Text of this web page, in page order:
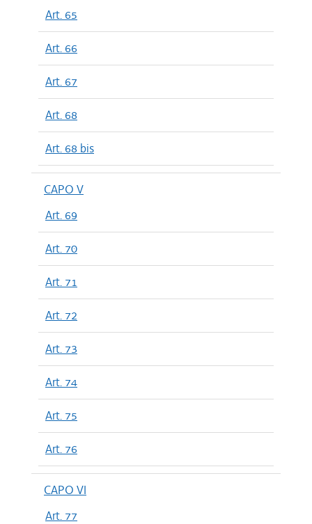
Art. 65
Art. 66
Art. 67
Art. 68
Art. 68 bis
CAPO V
Art. 69
Art. 70
Art. 71
Art. 72
Art. 73
Art. 74
Art. 75
Art. 76
CAPO VI
Art. 77